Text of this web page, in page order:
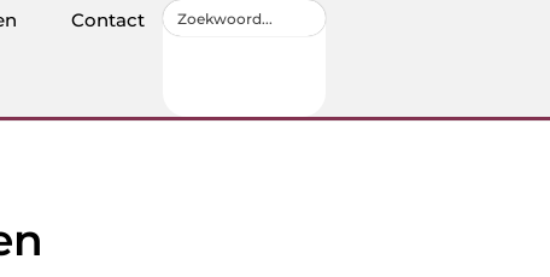
Contact